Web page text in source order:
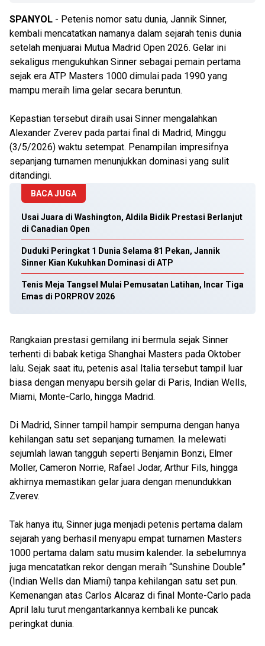
SPANYOL - Petenis nomor satu dunia, Jannik Sinner,
kembali mencatatkan namanya dalam sejarah tenis dunia
setelah menjuarai Mutua Madrid Open 2026. Gelar ini
sekaligus mengukuhkan Sinner sebagai pemain pertama
sejak era ATP Masters 1000 dimulai pada 1990 yang
mampu meraih lima gelar secara beruntun.
Kepastian tersebut diraih usai Sinner mengalahkan
Alexander Zverev pada partai final di Madrid, Minggu
(3/5/2026) waktu setempat. Penampilan impresifnya
sepanjang turnamen menunjukkan dominasi yang sulit
ditandingi.
BACA JUGA
Usai Juara di Washington, Aldila Bidik Prestasi Berlanjut
di Canadian Open
Duduki Peringkat 1 Dunia Selama 81 Pekan, Jannik
Sinner Kian Kukuhkan Dominasi di ATP
Tenis Meja Tangsel Mulai Pemusatan Latihan, Incar Tiga
Emas di PORPROV 2026
Rangkaian prestasi gemilang ini bermula sejak Sinner
terhenti di babak ketiga Shanghai Masters pada Oktober
lalu. Sejak saat itu, petenis asal Italia tersebut tampil luar
biasa dengan menyapu bersih gelar di Paris, Indian Wells,
Miami, Monte-Carlo, hingga Madrid.
Di Madrid, Sinner tampil hampir sempurna dengan hanya
kehilangan satu set sepanjang turnamen. Ia melewati
sejumlah lawan tangguh seperti Benjamin Bonzi, Elmer
Moller, Cameron Norrie, Rafael Jodar, Arthur Fils, hingga
akhirnya memastikan gelar juara dengan menundukkan
Zverev.
Tak hanya itu, Sinner juga menjadi petenis pertama dalam
sejarah yang berhasil menyapu empat turnamen Masters
1000 pertama dalam satu musim kalender. Ia sebelumnya
juga mencatatkan rekor dengan meraih “Sunshine Double”
(Indian Wells dan Miami) tanpa kehilangan satu set pun.
Kemenangan atas Carlos Alcaraz di final Monte-Carlo pada
April lalu turut mengantarkannya kembali ke puncak
peringkat dunia.